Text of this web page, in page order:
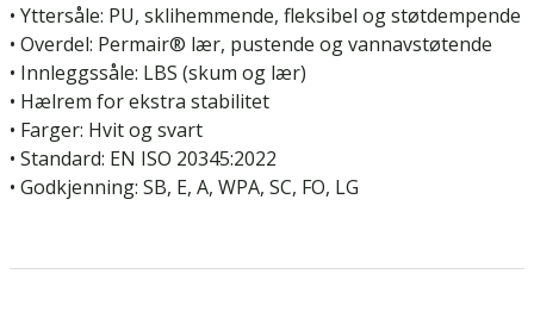
• Yttersåle: PU, sklihemmende, fleksibel og støtdempende
• Overdel: Permair® lær, pustende og vannavstøtende
• Innleggssåle: LBS (skum og lær)
• Hælrem for ekstra stabilitet
• Farger: Hvit og svart
• Standard: EN ISO 20345:2022
• Godkjenning: SB, E, A, WPA, SC, FO, LG